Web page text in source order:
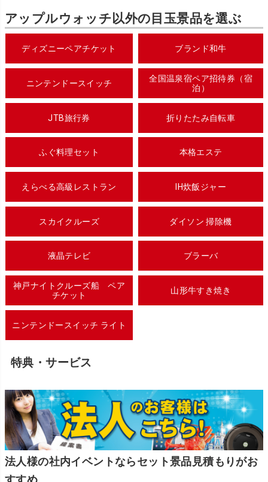
アップルウォッチ以外の目玉景品を選ぶ
ディズニーペアチケット ブランド和牛
ニンテンドースイッチ
全国温泉宿ペア招待券（宿
泊）
JTB旅行券 折りたたみ自転車
ふぐ料理セット 本格エステ
えらべる高級レストラン IH炊飯ジャー
スカイクルーズ ダイソン 掃除機
液晶テレビ ブラーバ
神戸ナイトクルーズ船 ペア
チケット
山形牛すき焼き
ニンテンドースイッチ ライト
特典・サービス
法人様の社内イベントならセット景品見積もりがお
すすめ